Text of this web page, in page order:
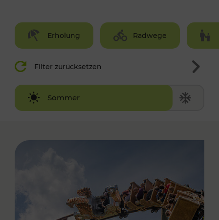
Erholung Radwege
Filter zurücksetzen
Sommer
Winter